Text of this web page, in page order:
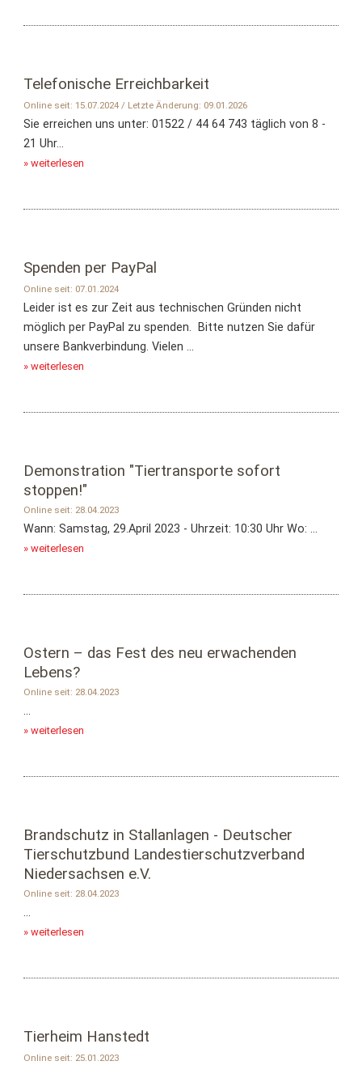
Telefonische Erreichbarkeit
Online seit: 15.07.2024 / Letzte Änderung: 09.01.2026
Sie erreichen uns unter: 01522 / 44 64 743 täglich von 8 -
21 Uhr...
» weiterlesen
Spenden per PayPal
Online seit: 07.01.2024
Leider ist es zur Zeit aus technischen Gründen nicht
möglich per PayPal zu spenden. Bitte nutzen Sie dafür
unsere Bankverbindung. Vielen ...
» weiterlesen
Demonstration "Tiertransporte sofort
stoppen!"
Online seit: 28.04.2023
Wann: Samstag, 29.April 2023 - Uhrzeit: 10:30 Uhr Wo: ...
» weiterlesen
Ostern – das Fest des neu erwachenden
Lebens?
Online seit: 28.04.2023
...
» weiterlesen
Brandschutz in Stallanlagen - Deutscher
Tierschutzbund Landestierschutzverband
Niedersachsen e.V.
Online seit: 28.04.2023
...
» weiterlesen
Tierheim Hanstedt
Online seit: 25.01.2023